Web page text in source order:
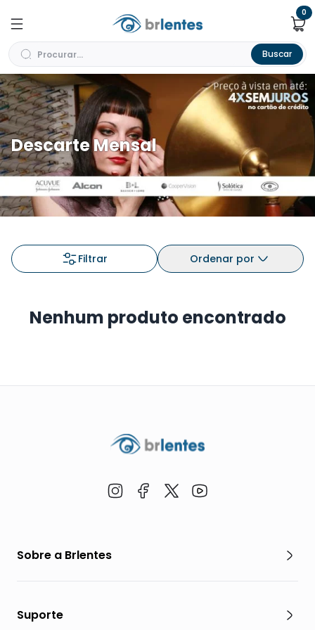
Buscar
0
Descarte Mensal
Filtrar Ordenar por
Nenhum produto encontrado
Sobre a Brlentes
Suporte